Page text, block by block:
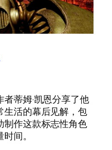
蒂姆·凯恩分享了他
生活的幕后见解，包
制作这款标志性角色
间。